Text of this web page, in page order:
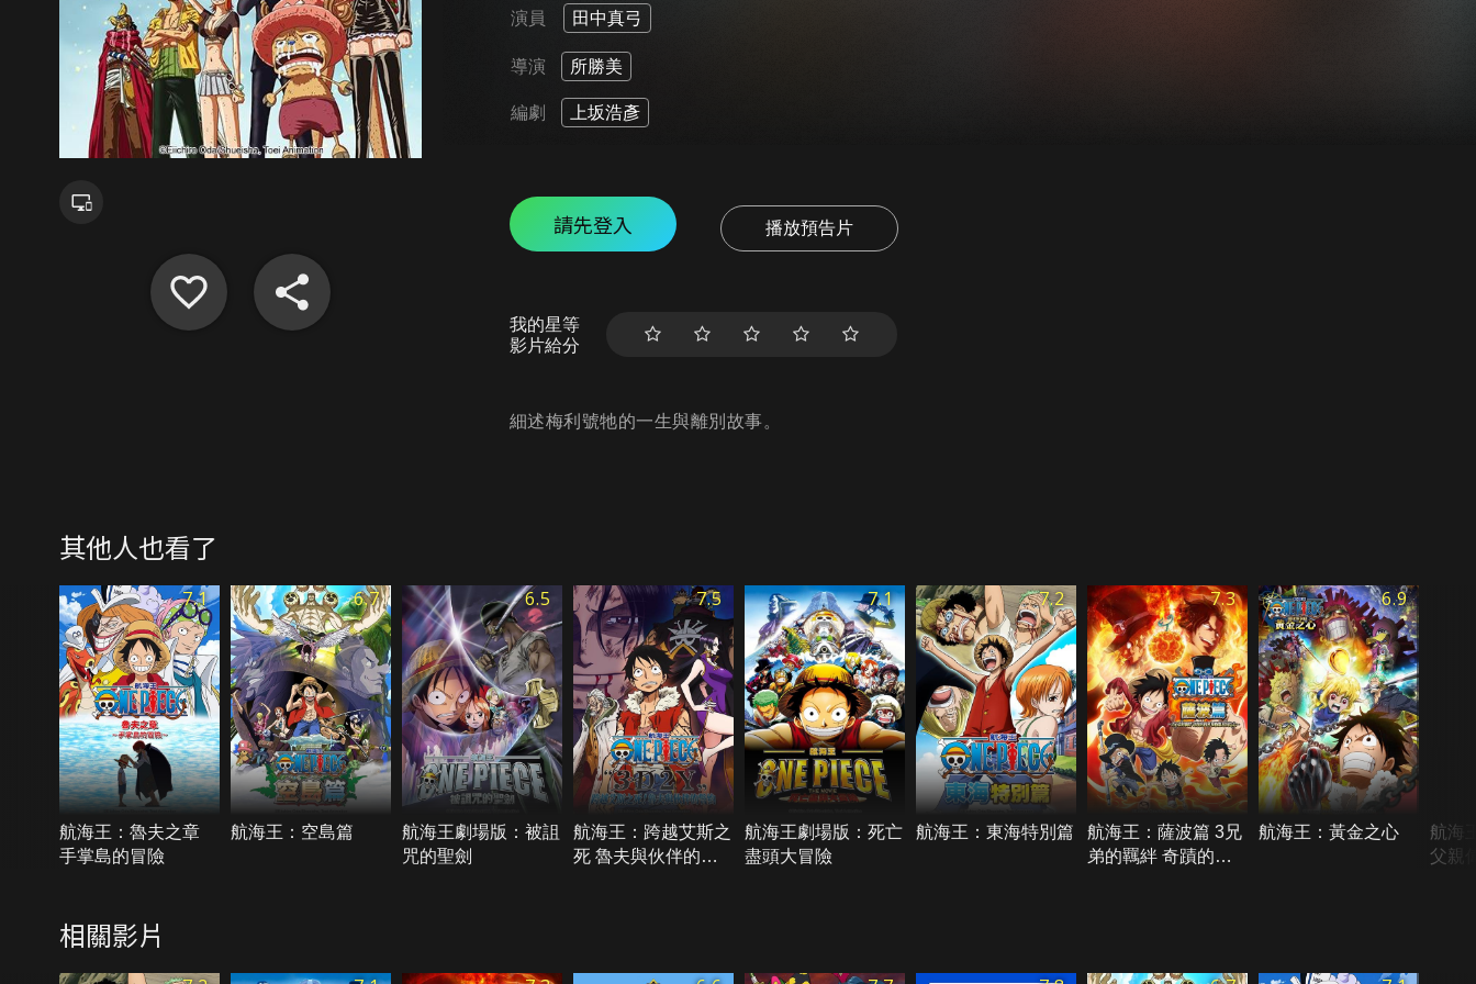
演員 田中真弓
導演 所勝美
編劇 上坂浩彥
請先登入 播放預告片
我的星等
影片給分
細述梅利號牠的一生與離別故事。
其他人也看了
7.1
航海王：魯夫之章
手掌島的冒險
6.7
航海王：空島篇
6.5
航海王劇場版：被詛
咒的聖劍
7.5
航海王：跨越艾斯之
死 魯夫與伙伴的誓
7.1
航海王劇場版：死亡
盡頭大冒險
7.2
航海王：東海特別篇
7.3
航海王：薩波篇 3兄
弟的羈絆 奇蹟的再
6.9
航海王：黃金之心
航海
父親
相關影片